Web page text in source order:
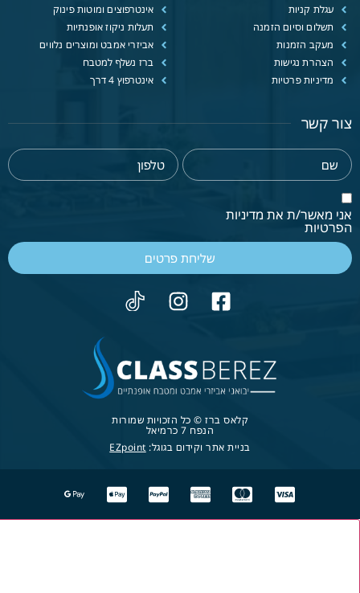
עגלת קניות
תשלום וסיום הזמנה
מעקב הזמנות
הצהרת נגישות
מדיניות פרטיות
אינטרפוצים ומוטות פינוק
תעלות ניקוז אופנתיות
אביזרי אמבט ומוצרים נלווים
ברז נשלף למטבח
אינטרפוץ 4 דרך
צור קשר
אני מאשר/ת את מדיניות
הפרטיות
שליחת פרטים
קלאס ברז © כל הזכויות שמורות
הנפח 7 כרמיאל
בניית אתר וקידום בגוגל: EZpoint